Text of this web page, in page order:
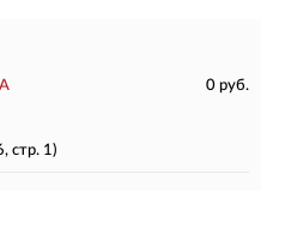
0 руб.
стр. 1)